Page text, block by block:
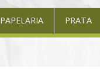
PAPELARIA PRATA